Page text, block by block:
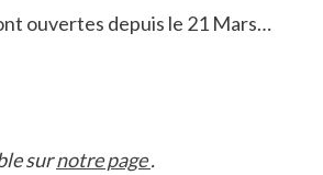
ouvertes depuis le 21 Mars…
surnotre page.